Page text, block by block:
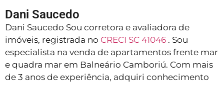
Dani Saucedo
Dani Saucedo Sou corretora e avaliadora de
imóveis, registrada no CRECI SC 41046 . Sou
especialista na venda de apartamentos frente mar
e quadra mar em Balneário Camboriú. Com mais
de 3 anos de experiência, adquiri conhecimento